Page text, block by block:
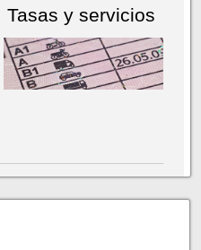
Tasas y servicios